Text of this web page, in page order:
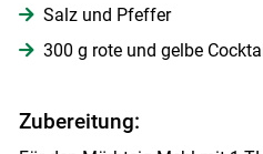
Salz und Pfeffer
300 g rote und gelbe
Zubereitung: